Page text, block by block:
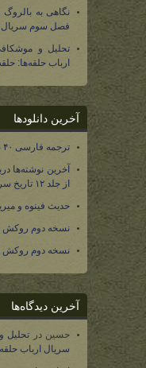
نگاهی به
فصل سوم سریال
تحلیل و
ارباب حلقه‌ها:
آخرین دانلودها
ترجمه فارسی ۴۰ صفحه از کتاب «سقوط نومه‌نور»
آخرین نوشته‌ها
از جلد ۱۲ تاریخ سرزمین میانه
حدیث فینوه و
نسخه دوم روکش
نسخه دوم روکش
آخرین دیدگاه‌ها
حسین در تحلیل
سریال ارباب